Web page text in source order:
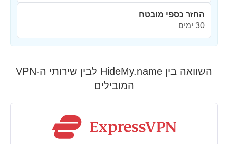
החזר כספי מובטח
30 ימים
השוואה בין HideMy.name לבין שירותי ה-VPN
המובילים